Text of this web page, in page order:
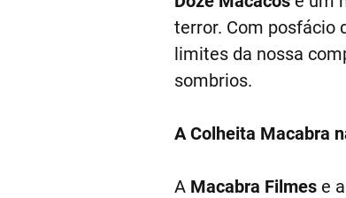
terror. Com posfácio
limites da nossa
sombrios.
A Colheita Macabra
A Macabra Filmese a